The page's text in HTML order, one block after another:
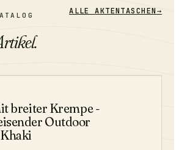
ALLEAKTENTASCHEN→
breiter Krempe -
Outdoor